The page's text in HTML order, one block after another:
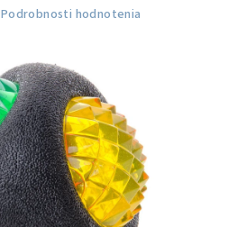
Podrobnosti hodnotenia